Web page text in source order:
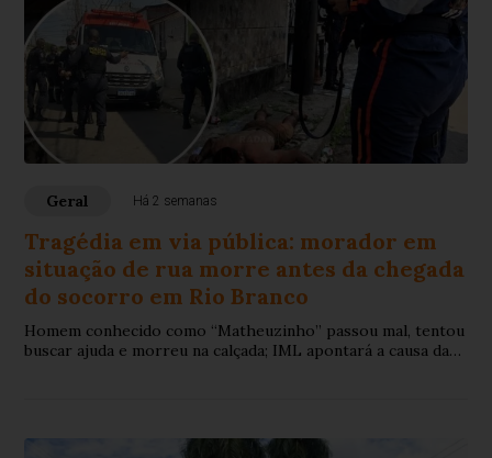
Geral Há 2 semanas
Tragédia em via pública: morador em
situação de rua morre antes da chegada
do socorro em Rio Branco
Homem conhecido como “Matheuzinho” passou mal, tentou
buscar ajuda e morreu na calçada; IML apontará a causa da